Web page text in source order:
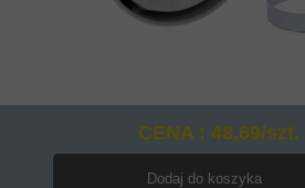
CENA : 48,69/szt.
Dodaj do koszyka